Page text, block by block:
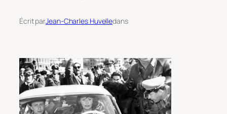
Écrit parJean-Charles Huvelledans